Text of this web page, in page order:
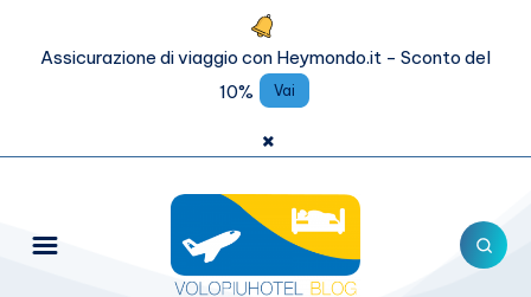
Assicurazione di viaggio con Heymondo.it - Sconto del
10%
Vai
×